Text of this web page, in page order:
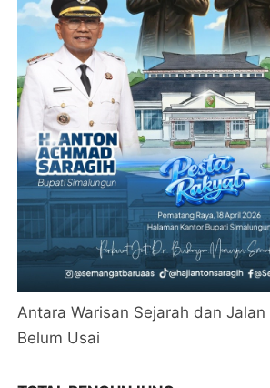
Antara Warisan Sejarah dan Jalan
Belum Usai